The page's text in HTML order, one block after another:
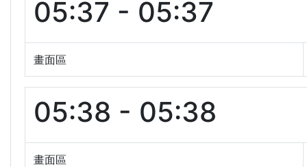
05:37 - 05:37
畫面區
05:38 - 05:38
畫面區